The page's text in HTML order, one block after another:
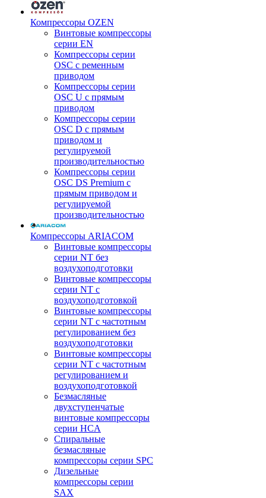
Компрессоры OZEN
Винтовые компрессоры
серии EN
Компрессоры серии
OSC с ременным
приводом
Компрессоры серии
OSC U с прямым
приводом
Компрессоры серии
OSC D с прямым
приводом и
регулируемой
производительностью
Компрессоры серии
OSC DS Premium с
прямым приводом и
регулируемой
производительностью
Компрессоры ARIACOM
Винтовые компрессоры
серии NT без
воздухоподготовки
Винтовые компрессоры
серии NT c
воздухоподготовкой
Винтовые компрессоры
серии NT с частотным
регулированием без
воздухоподготовки
Винтовые компрессоры
серии NT с частотным
регулированием и
воздухоподготовкой
Безмасляные
двухступенчатые
винтовые компрессоры
серии HCA
Спиральные
безмасляные
компрессоры серии SPC
Дизельные
компрессоры серии
SAX